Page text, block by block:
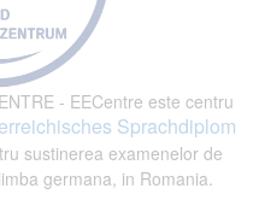
- EECentre este centru
Sprachdiplom
sustinerea examenelor de
germana, in Romania.